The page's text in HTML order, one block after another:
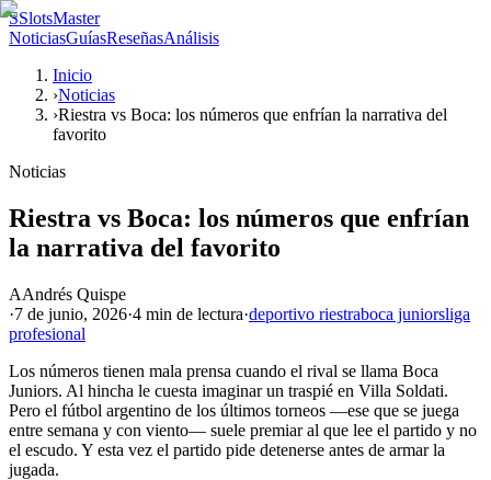
SSlotsMaster
NoticiasGuíasReseñasAnálisis
Inicio
›Noticias
›Riestra vs Boca: los números que enfrían la narrativa del
favorito
Noticias
Riestra vs Boca: los números que enfrían
la narrativa del favorito
AAndrés Quispe
·7 de junio, 2026·4 min de lectura·deportivo riestraboca juniorsliga
profesional
Los números tienen mala prensa cuando el rival se llama Boca
Juniors. Al hincha le cuesta imaginar un traspié en Villa Soldati.
Pero el fútbol argentino de los últimos torneos —ese que se juega
entre semana y con viento— suele premiar al que lee el partido y no
el escudo. Y esta vez el partido pide detenerse antes de armar la
jugada.